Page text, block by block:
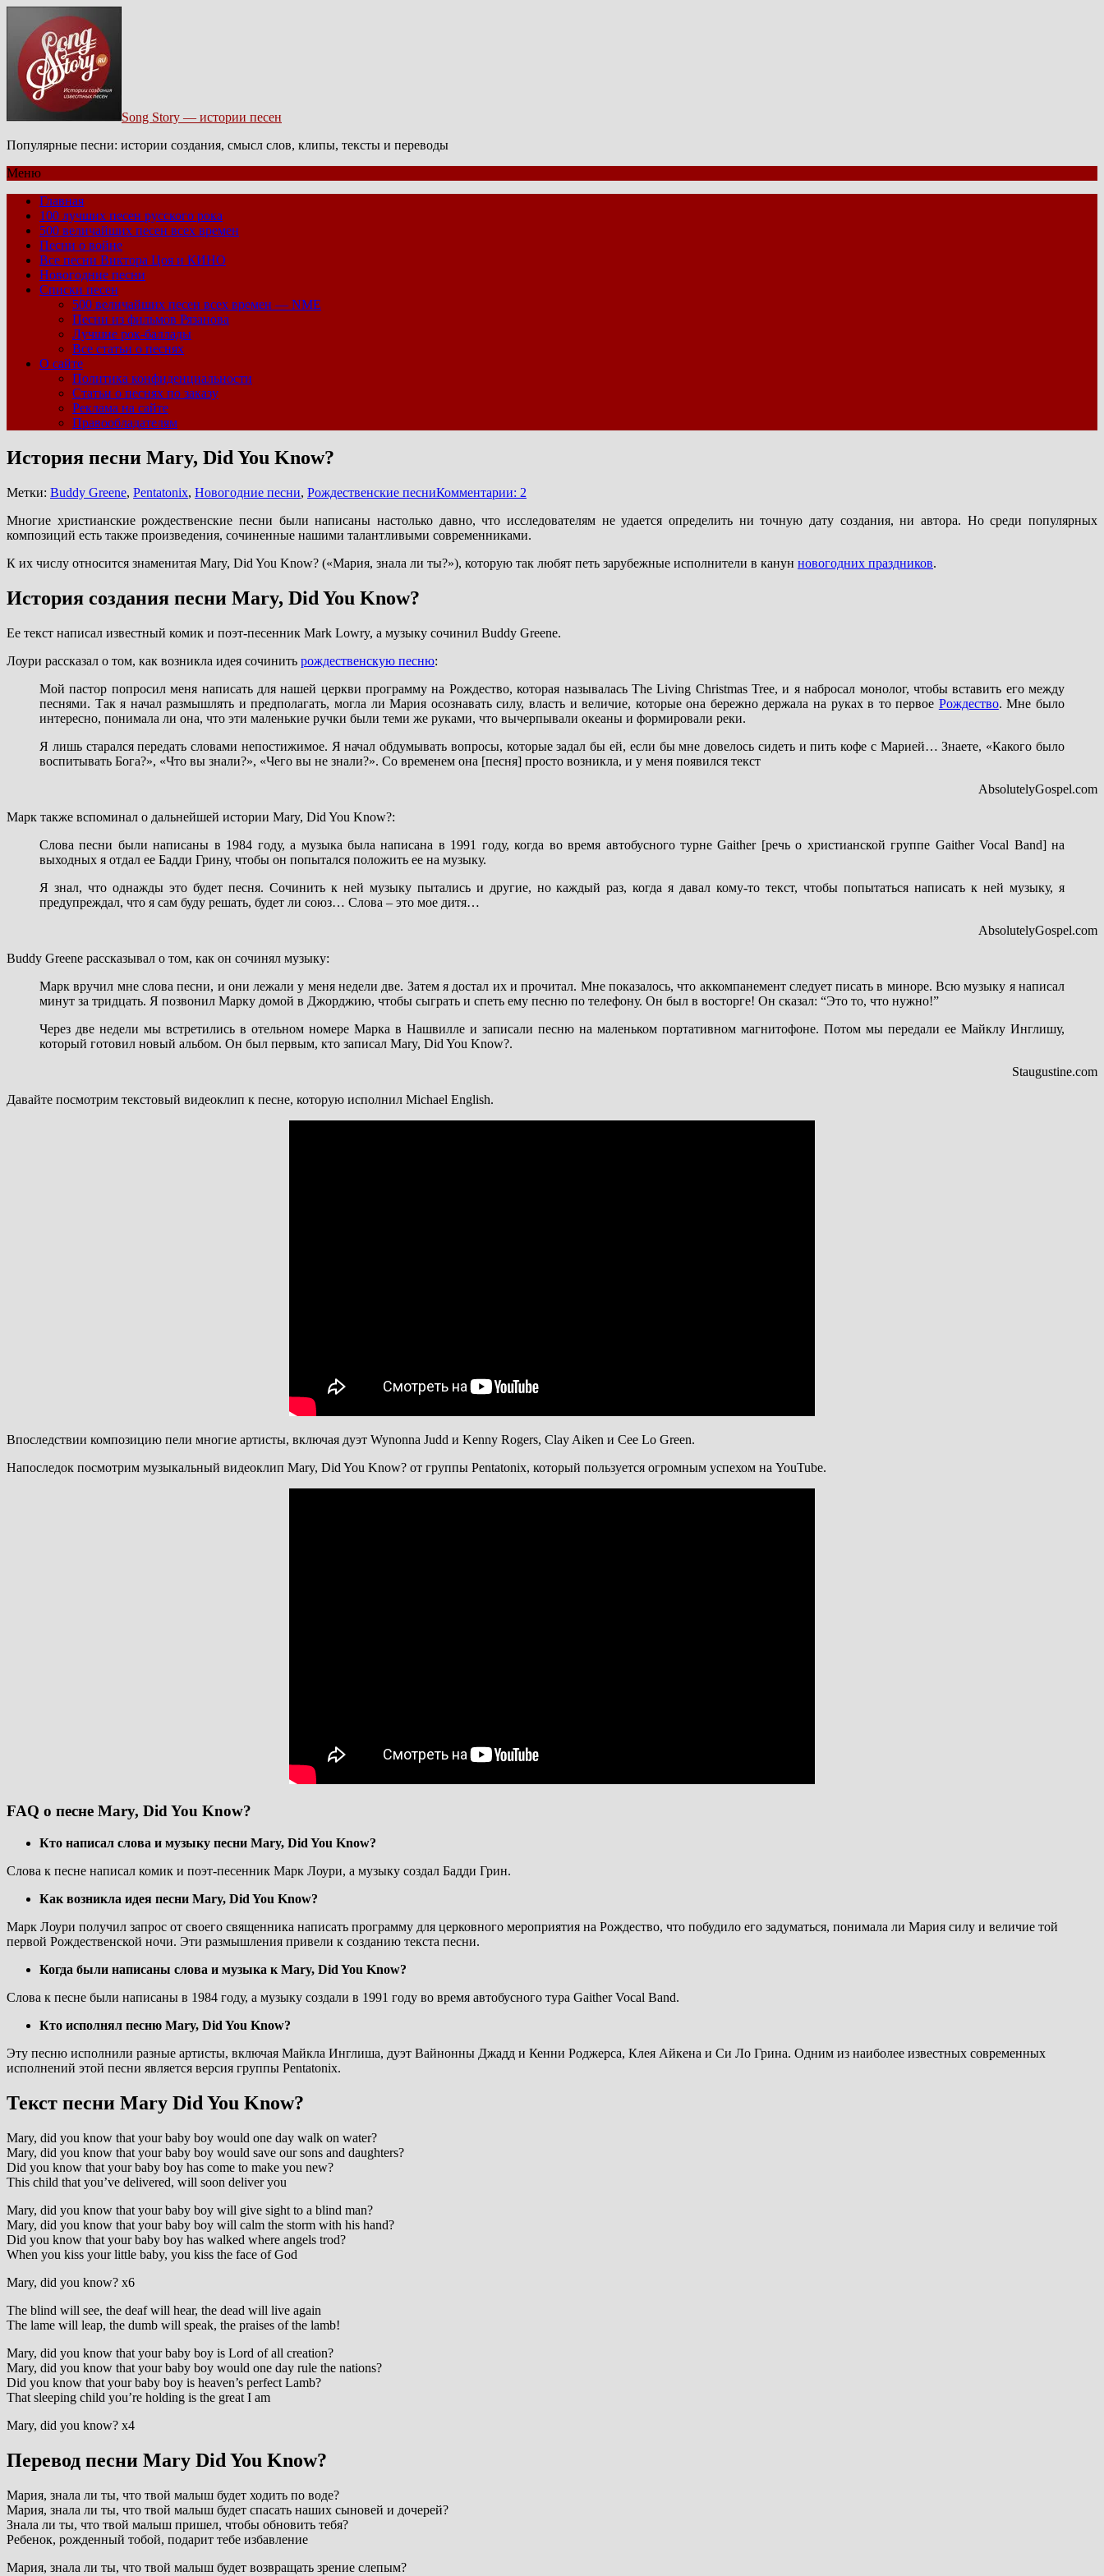
Song Story — истории песен
Популярные песни: истории создания, смысл слов, клипы, тексты и переводы
Меню
Главная
100 лучших песен русского рока
500 величайших песен всех времен
Песни о войне
Все песни Виктора Цоя и КИНО
Новогодние песни
Списки песен
500 величайших песен всех времен — NME
Песни из фильмов Рязанова
Лучшие рок-баллады
Все статьи о песнях
О сайте
Политика конфиденциальности
Статьи о песнях по заказу
Реклама на сайте
Правообладателям
История песни Mary, Did You Know?
Метки: Buddy Greene, Pentatonix, Новогодние песни, Рождественские песниКомментарии: 2
Многие христианские рождественские песни были написаны настолько давно, что исследователям не удается определить ни точную дату создания, ни автора. Но среди популярных
композиций есть также произведения, сочиненные нашими талантливыми современниками.
К их числу относится знаменитая Mary, Did You Know? («Мария, знала ли ты?»), которую так любят петь зарубежные исполнители в канун новогодних праздников.
История создания песни Mary, Did You Know?
Ее текст написал известный комик и поэт-песенник Mark Lowry, а музыку сочинил Buddy Greene.
Лоури рассказал о том, как возникла идея сочинить рождественскую песню:
Мой пастор попросил меня написать для нашей церкви программу на Рождество, которая называлась The Living Christmas Tree, и я набросал монолог, чтобы вставить его между
песнями. Так я начал размышлять и предполагать, могла ли Мария осознавать силу, власть и величие, которые она бережно держала на руках в то первое Рождество. Мне было
интересно, понимала ли она, что эти маленькие ручки были теми же руками, что вычерпывали океаны и формировали реки.
Я лишь старался передать словами непостижимое. Я начал обдумывать вопросы, которые задал бы ей, если бы мне довелось сидеть и пить кофе с Марией… Знаете, «Какого было
воспитывать Бога?», «Что вы знали?», «Чего вы не знали?». Со временем она [песня] просто возникла, и у меня появился текст
AbsolutelyGospel.com
Марк также вспоминал о дальнейшей истории Mary, Did You Know?:
Слова песни были написаны в 1984 году, а музыка была написана в 1991 году, когда во время автобусного турне Gaither [речь о христианской группе Gaither Vocal Band] на
выходных я отдал ее Бадди Грину, чтобы он попытался положить ее на музыку.
Я знал, что однажды это будет песня. Сочинить к ней музыку пытались и другие, но каждый раз, когда я давал кому-то текст, чтобы попытаться написать к ней музыку, я
предупреждал, что я сам буду решать, будет ли союз… Слова – это мое дитя…
AbsolutelyGospel.com
Buddy Greene рассказывал о том, как он сочинял музыку:
Марк вручил мне слова песни, и они лежали у меня недели две. Затем я достал их и прочитал. Мне показалось, что аккомпанемент следует писать в миноре. Всю музыку я написал
минут за тридцать. Я позвонил Марку домой в Джорджию, чтобы сыграть и спеть ему песню по телефону. Он был в восторге! Он сказал: “Это то, что нужно!”
Через две недели мы встретились в отельном номере Марка в Нашвилле и записали песню на маленьком портативном магнитофоне. Потом мы передали ее Майклу Инглишу,
который готовил новый альбом. Он был первым, кто записал Mary, Did You Know?.
Staugustine.com
Давайте посмотрим текстовый видеоклип к песне, которую исполнил Michael English.
Впоследствии композицию пели многие артисты, включая дуэт Wynonna Judd и Kenny Rogers, Clay Aiken и Cee Lo Green.
Напоследок посмотрим музыкальный видеоклип Mary, Did You Know? от группы Pentatonix, который пользуется огромным успехом на YouTube.
FAQ о песне Mary, Did You Know?
Кто написал слова и музыку песни Mary, Did You Know?
Слова к песне написал комик и поэт-песенник Марк Лоури, а музыку создал Бадди Грин.
Как возникла идея песни Mary, Did You Know?
Марк Лоури получил запрос от своего священника написать программу для церковного мероприятия на Рождество, что побудило его задуматься, понимала ли Мария силу и величие той
первой Рождественской ночи. Эти размышления привели к созданию текста песни.
Когда были написаны слова и музыка к Mary, Did You Know?
Слова к песне были написаны в 1984 году, а музыку создали в 1991 году во время автобусного тура Gaither Vocal Band.
Кто исполнял песню Mary, Did You Know?
Эту песню исполнили разные артисты, включая Майкла Инглиша, дуэт Вайнонны Джадд и Кенни Роджерса, Клея Айкена и Си Ло Грина. Одним из наиболее известных современных
исполнений этой песни является версия группы Pentatonix.
Текст песни Mary Did You Know?
Mary, did you know that your baby boy would one day walk on water?
Mary, did you know that your baby boy would save our sons and daughters?
Did you know that your baby boy has come to make you new?
This child that you’ve delivered, will soon deliver you
Mary, did you know that your baby boy will give sight to a blind man?
Mary, did you know that your baby boy will calm the storm with his hand?
Did you know that your baby boy has walked where angels trod?
When you kiss your little baby, you kiss the face of God
Mary, did you know? x6
The blind will see, the deaf will hear, the dead will live again
The lame will leap, the dumb will speak, the praises of the lamb!
Mary, did you know that your baby boy is Lord of all creation?
Mary, did you know that your baby boy would one day rule the nations?
Did you know that your baby boy is heaven’s perfect Lamb?
That sleeping child you’re holding is the great I am
Mary, did you know? x4
Перевод песни Mary Did You Know?
Мария, знала ли ты, что твой малыш будет ходить по воде?
Мария, знала ли ты, что твой малыш будет спасать наших сыновей и дочерей?
Знала ли ты, что твой малыш пришел, чтобы обновить тебя?
Ребенок, рожденный тобой, подарит тебе избавление
Мария, знала ли ты, что твой малыш будет возвращать зрение слепым?